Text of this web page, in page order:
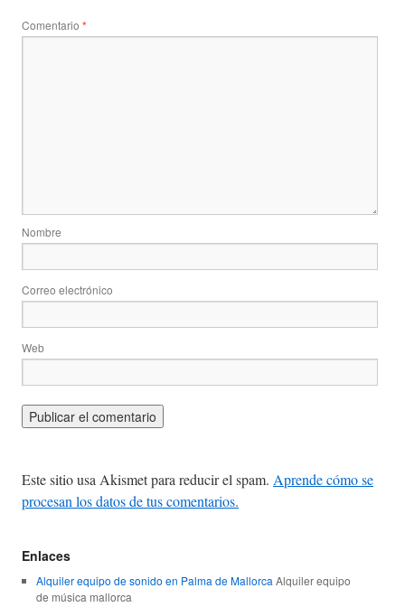
Comentario *
Nombre
Correo electrónico
Web
Este sitio usa Akismet para reducir el spam. Aprende cómo se
procesan los datos de tus comentarios.
Enlaces
Alquiler equipo de sonido en Palma de Mallorca Alquiler equipo
de música mallorca